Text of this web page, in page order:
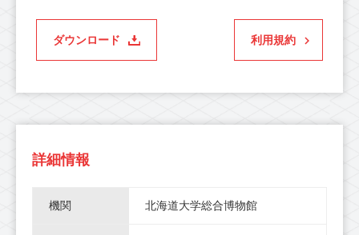
ダウンロード 利用規約
詳細情報
機関 北海道大学総合博物館